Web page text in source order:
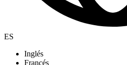
ES
Inglés
Francés